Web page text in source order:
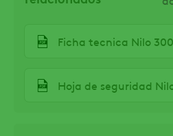
Ficha tecnica Nilo
Hoja de seguridad